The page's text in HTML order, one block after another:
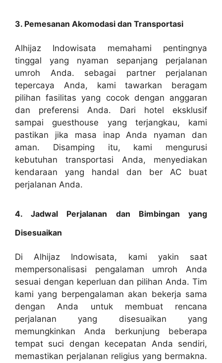
3. Pemesanan Akomodasi dan Transportasi
Alhijaz Indowisata memahami pentingnya
tinggal yang nyaman sepanjang perjalanan
umroh Anda. sebagai partner perjalanan
tepercaya Anda, kami tawarkan beragam
pilihan fasilitas yang cocok dengan anggaran
dan preferensi Anda. Dari hotel eksklusif
sampai guesthouse yang terjangkau, kami
pastikan jika masa inap Anda nyaman dan
aman. Disamping itu, kami mengurusi
kebutuhan transportasi Anda, menyediakan
kendaraan yang handal dan ber AC buat
perjalanan Anda.
4. Jadwal Perjalanan dan Bimbingan yang
Disesuaikan
Di Alhijaz Indowisata, kami yakin saat
mempersonalisasi pengalaman umroh Anda
sesuai dengan keperluan dan pilihan Anda. Tim
kami yang berpengalaman akan bekerja sama
dengan Anda untuk membuat rencana
perjalanan yang disesuaikan yang
memungkinkan Anda berkunjung beberapa
tempat suci dengan kecepatan Anda sendiri,
memastikan perjalanan religius yang bermakna.